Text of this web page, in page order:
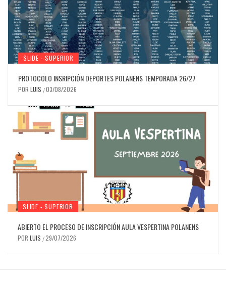
SLIDE - SUPERIOR
PROTOCOLO INSRIPCIÓN DEPORTES POLANENS TEMPORADA 26/27
POR LUIS /03/08/2026
SLIDE - SUPERIOR
ABIERTO EL PROCESO DE INSCRIPCIÓN AULA VESPERTINA POLANENS
POR LUIS /29/07/2026